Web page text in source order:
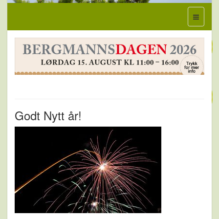
Godt Nytt år!